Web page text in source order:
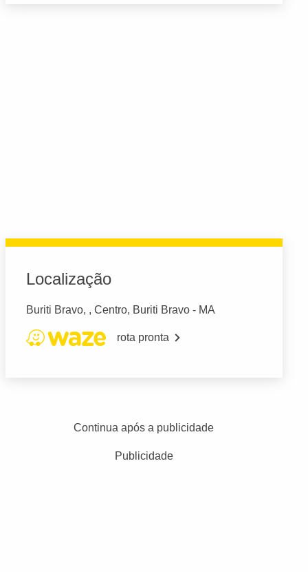
Localização
Buriti Bravo, , Centro, Buriti Bravo - MA
rota pronta
Continua após a publicidade
Publicidade